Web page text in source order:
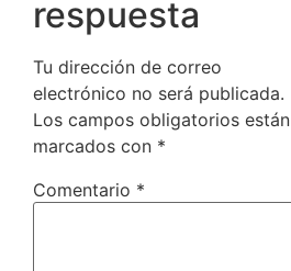
respuesta
Tu dirección de correo
electrónico no será publicada.
Los campos obligatorios están
marcados con *
Comentario *